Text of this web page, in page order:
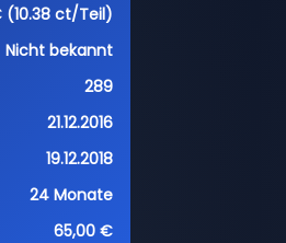
(10.38 ct/Teil)
Nicht bekannt
289
21.12.2016
19.12.2018
24 Monate
65,00 €